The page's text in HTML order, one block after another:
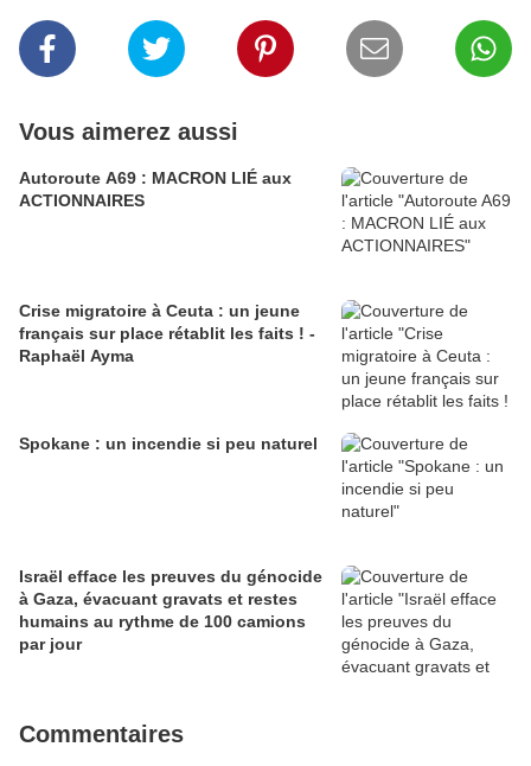
Vous aimerez aussi
Autoroute A69 : MACRON LIÉ aux
ACTIONNAIRES
Crise migratoire à Ceuta : un jeune
français sur place rétablit les faits ! -
Raphaël Ayma
Spokane : un incendie si peu naturel
Israël efface les preuves du génocide
à Gaza, évacuant gravats et restes
humains au rythme de 100 camions
par jour
Commentaires